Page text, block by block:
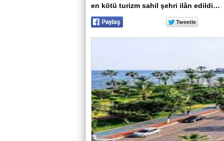
en kötü turizm sahil şehri ilân edildi…